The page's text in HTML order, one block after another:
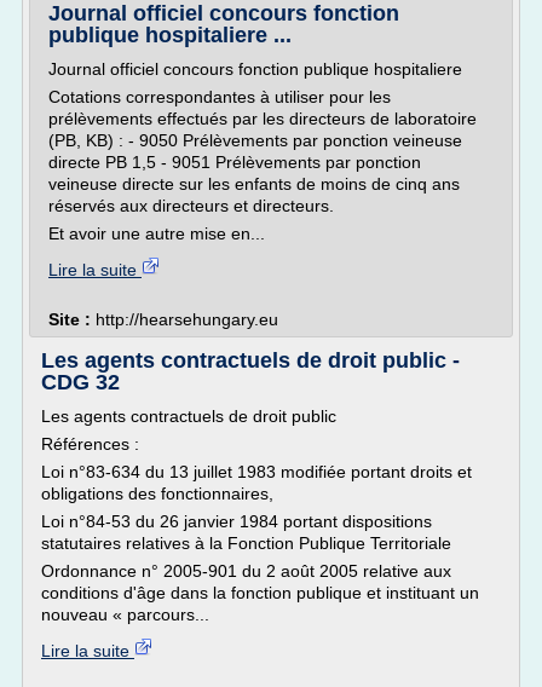
Journal officiel concours fonction
publique hospitaliere ...
Journal officiel concours fonction publique hospitaliere
Cotations correspondantes à utiliser pour les
prélèvements effectués par les directeurs de laboratoire
(PB, KB) : - 9050 Prélèvements par ponction veineuse
directe PB 1,5 - 9051 Prélèvements par ponction
veineuse directe sur les enfants de moins de cinq ans
réservés aux directeurs et directeurs.
Et avoir une autre mise en...
Lire la suite
Site : http://hearsehungary.eu
Les agents contractuels de droit public -
CDG 32
Les agents contractuels de droit public
Références :
Loi n°83-634 du 13 juillet 1983 modifiée portant droits et
obligations des fonctionnaires,
Loi n°84-53 du 26 janvier 1984 portant dispositions
statutaires relatives à la Fonction Publique Territoriale
Ordonnance n° 2005-901 du 2 août 2005 relative aux
conditions d'âge dans la fonction publique et instituant un
nouveau « parcours...
Lire la suite